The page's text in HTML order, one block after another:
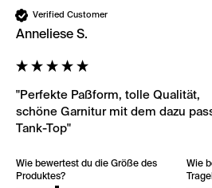
Verified Customer
Anneliese S.
"Perfekte Paßform, tolle Qualität,
schöne Garnitur mit dem dazu
Tank-Top"
Wie bewertest du die Größe des
Produktes?
Wie